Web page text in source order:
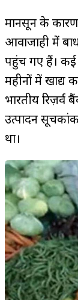
मानसून के कारण
आवाजाही में
पहुंच गए हैं। कई
महीनों में खाद्य
भारतीय
उत्पादन
था।